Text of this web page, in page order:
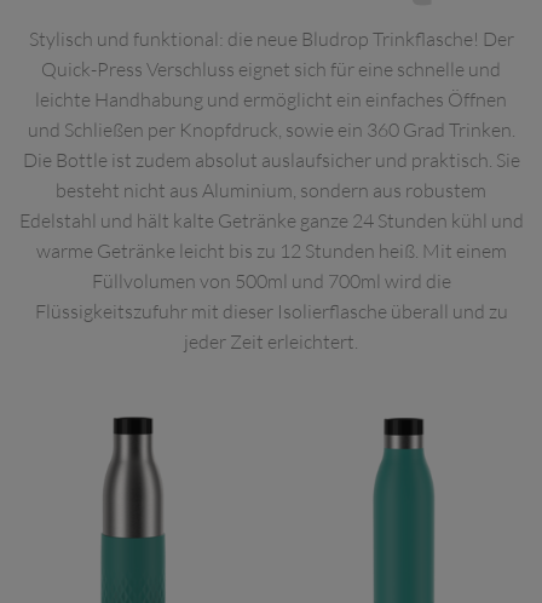
Stylisch und funktional: die neue Bludrop Trinkflasche! Der
Quick-Press Verschluss eignet sich für eine schnelle und
leichte Handhabung und ermöglicht ein einfaches Öffnen
und Schließen per Knopfdruck, sowie ein 360 Grad Trinken.
Die Bottle ist zudem absolut auslaufsicher und praktisch. Sie
besteht nicht aus Aluminium, sondern aus robustem
Edelstahl und hält kalte Getränke ganze 24 Stunden kühl und
warme Getränke leicht bis zu 12 Stunden heiß. Mit einem
Füllvolumen von 500ml und 700ml wird die
Flüssigkeitszufuhr mit dieser Isolierflasche überall und zu
jeder Zeit erleichtert.